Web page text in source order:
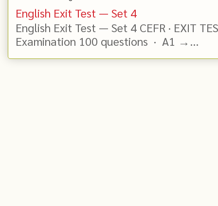
English Exit Test — Set 4
English Exit Test — Set 4 CEFR · EXIT
Examination 100 questions · A1 →...